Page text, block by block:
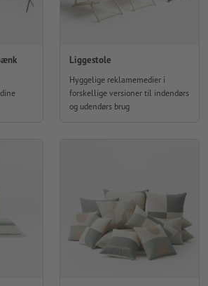
Liggestole
Hyggelige reklamemedier i
forskellige versioner til indendørs
og udendørs brug